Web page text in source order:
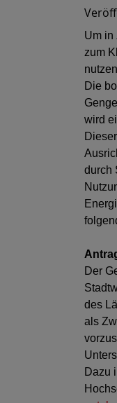
Um in
zum
Die
wird
durch
Der
des
als
Dazu